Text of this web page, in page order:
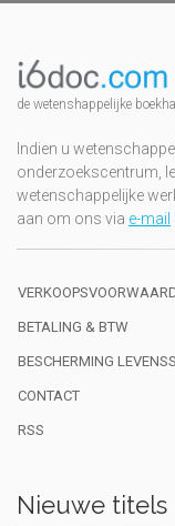
de wetenshappelijke
Indien u
onderzoekscentrum,
wetenschappelijke
aan om ons via e-mail
BETALING & BTW
BESCHERMING
CONTACT
RSS
Nieuwe titels